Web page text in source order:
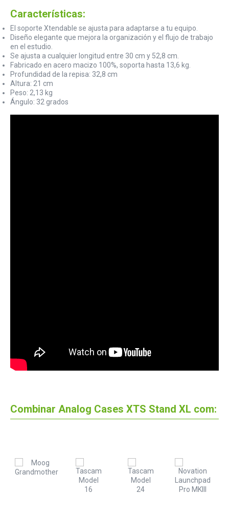
Características:
El soporte Xtendable se ajusta para adaptarse a tu equipo.
Diseño elegante que mejora la organización y el flujo de trabajo
en el estudio.
Se ajusta a cualquier longitud entre 30 cm y 52,8 cm.
Fabricado en acero macizo 100%, soporta hasta 13,6 kg.
Profundidad de la repisa: 32,8 cm
Altura: 21 cm
Peso: 2,13 kg
Ángulo: 32 grados
Combinar Analog Cases XTS Stand XL com: